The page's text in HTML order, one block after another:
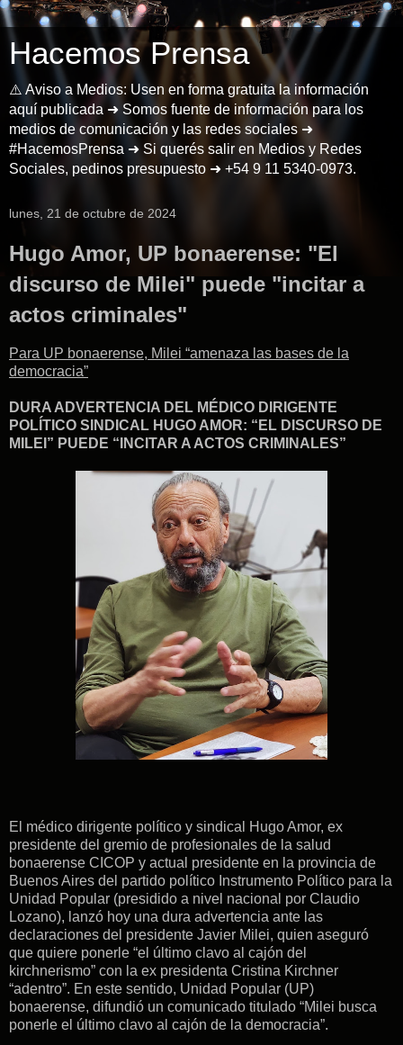
Hacemos Prensa
⚠️ Aviso a Medios: Usen en forma gratuita la información
aquí publicada ➜ Somos fuente de información para los
medios de comunicación y las redes sociales ➜
#HacemosPrensa ➜ Si querés salir en Medios y Redes
Sociales, pedinos presupuesto ➜ +54 9 11 5340-0973.
lunes, 21 de octubre de 2024
Hugo Amor, UP bonaerense: "El
discurso de Milei" puede "incitar a
actos criminales"
Para UP bonaerense, Milei “amenaza las bases de la
democracia”
DURA ADVERTENCIA DEL MÉDICO DIRIGENTE
POLÍTICO SINDICAL HUGO AMOR: “EL DISCURSO DE
MILEI” PUEDE “INCITAR A ACTOS CRIMINALES”
El médico dirigente político y sindical Hugo Amor, ex
presidente del gremio de profesionales de la salud
bonaerense CICOP y actual presidente en la provincia de
Buenos Aires del partido político Instrumento Político para la
Unidad Popular (presidido a nivel nacional por Claudio
Lozano), lanzó hoy una dura advertencia ante las
declaraciones del presidente Javier Milei, quien aseguró
que quiere ponerle “el último clavo al cajón del
kirchnerismo” con la ex presidenta Cristina Kirchner
“adentro”. En este sentido, Unidad Popular (UP)
bonaerense, difundió un comunicado titulado “Milei busca
ponerle el último clavo al cajón de la democracia”.